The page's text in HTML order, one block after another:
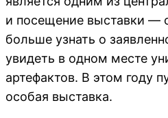
и посещение выставки —
больше узнать о
увидеть в одном месте
артефактов. В этом году
особая выставка.